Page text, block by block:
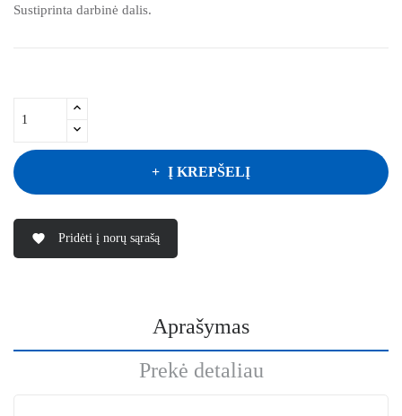
Sustiprinta darbinė dalis.
Į KREPŠELĮ
favorite Pridėti į norų sąrašą
Aprašymas
Prekė detaliau